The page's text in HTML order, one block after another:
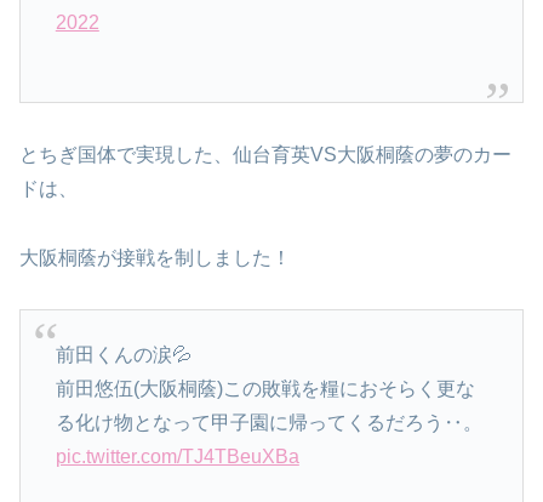
2022
とちぎ国体で実現した、仙台育英VS大阪桐蔭の夢のカー
ドは、
大阪桐蔭が接戦を制しました！
前田くんの涙💦
前田悠伍(大阪桐蔭)この敗戦を糧におそらく更な
る化け物となって甲子園に帰ってくるだろう‥。
pic.twitter.com/TJ4TBeuXBa